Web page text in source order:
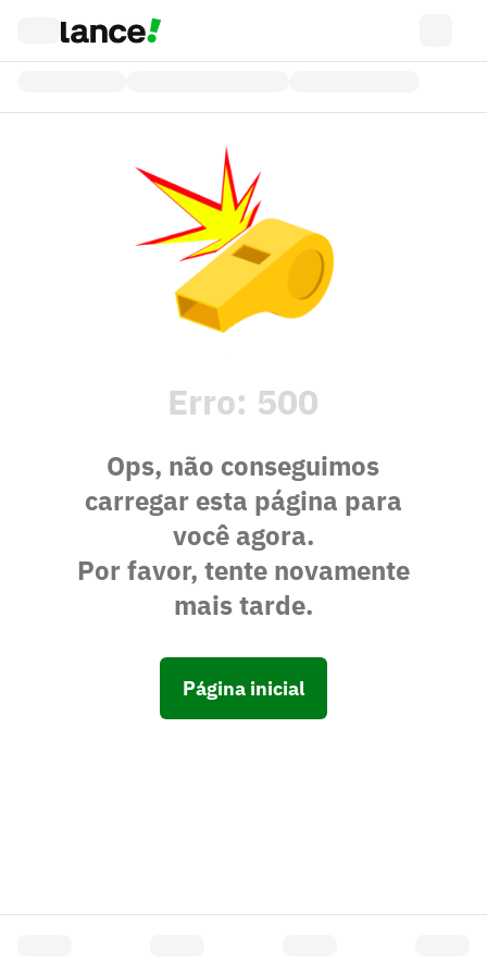
Erro: 500
Ops, não conseguimos
carregar esta página para
você agora.
Por favor, tente novamente
mais tarde.
Página inicial